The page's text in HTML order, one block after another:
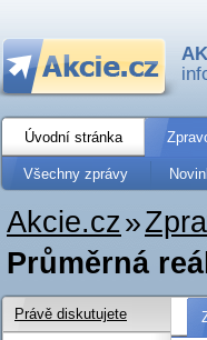
Úvodní stránka
Všechny zprávy
Akcie.cz»
Průměrná
Právě diskutujete